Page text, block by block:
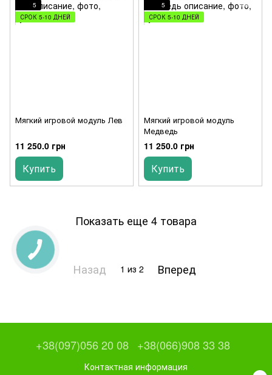
5
СРОК 5-10 ДНЕЙ
Мягкий игровой модуль Лев
11 250.0 грн
Купить
5
СРОК 5-10 ДНЕЙ
Мягкий игровой модуль
Медведь
11 250.0 грн
Купить
Показать еще 4 товара
Назад 1 из 2 Вперед
+38(097)056 20 08 +38(066)908 33 38
Контактная информация